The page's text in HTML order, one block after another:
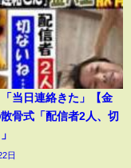
「当日連絡きた」【金
骨式「配信者2人、切
日